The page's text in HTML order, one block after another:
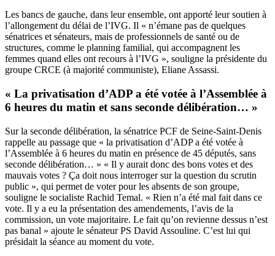
Les bancs de gauche, dans leur ensemble, ont apporté leur soutien à
l’allongement du délai de l’IVG. Il « n’émane pas de quelques
sénatrices et sénateurs, mais de professionnels de santé ou de
structures, comme le planning familial, qui accompagnent les
femmes quand elles ont recours à l’IVG », souligne la présidente du
groupe CRCE (à majorité communiste), Eliane Assassi.
« La privatisation d’ADP a été votée à l’Assemblée à
6 heures du matin et sans seconde délibération… »
Sur la seconde délibération, la sénatrice PCF de Seine-Saint-Denis
rappelle au passage que « la privatisation d’ADP a été votée à
l’Assemblée à 6 heures du matin en présence de 45 députés, sans
seconde délibération… » « Il y aurait donc des bons votes et des
mauvais votes ? Ça doit nous interroger sur la question du scrutin
public », qui permet de voter pour les absents de son groupe,
souligne le socialiste Rachid Temal. « Rien n’a été mal fait dans ce
vote. Il y a eu la présentation des amendements, l’avis de la
commission, un vote majoritaire. Le fait qu’on revienne dessus n’est
pas banal » ajoute le sénateur PS David Assouline. C’est lui qui
présidait la séance au moment du vote.